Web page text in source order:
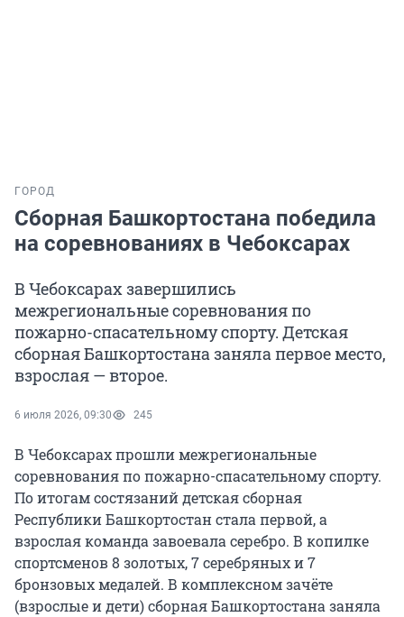
ГОРОД
Сборная Башкортостана победила
на соревнованиях в Чебоксарах
В Чебоксарах завершились
межрегиональные соревнования по
пожарно-спасательному спорту. Детская
сборная Башкортостана заняла первое место,
взрослая — второе.
6 июля 2026, 09:30 245
В Чебоксарах прошли межрегиональные
соревнования по пожарно-спасательному спорту.
По итогам состязаний детская сборная
Республики Башкортостан стала первой, а
взрослая команда завоевала серебро. В копилке
спортсменов 8 золотых, 7 серебряных и 7
бронзовых медалей. В комплексном зачёте
(взрослые и дети) сборная Башкортостана заняла